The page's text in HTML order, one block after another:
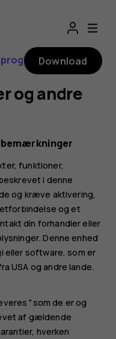
Download
og andre
funktioner,
i denne
og kræve aktivering,
og et
din forhandler eller
Denne enhed
eller software, som er
USA og andre lande.
"som de er og
af gældende
hverken